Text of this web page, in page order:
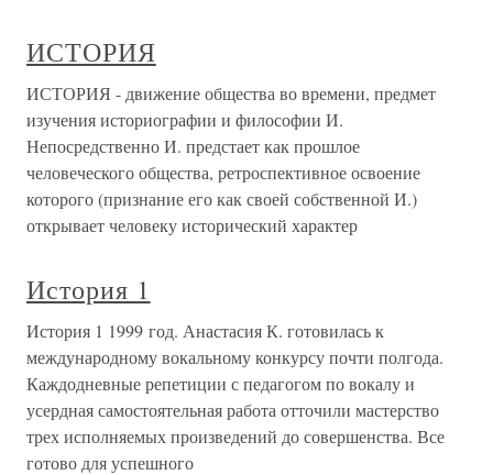
ИСТОРИЯ
ИСТОРИЯ - движение общества во времени, предмет
изучения историографии и философии И.
Непосредственно И. предстает как прошлое
человеческого общества, ретроспективное освоение
которого (признание его как своей собственной И.)
открывает человеку исторический характер
История 1
История 1 1999 год. Анастасия К. готовилась к
международному вокальному конкурсу почти полгода.
Каждодневные репетиции с педагогом по вокалу и
усердная самостоятельная работа отточили мастерство
трех исполняемых произведений до совершенства. Все
готово для успешного